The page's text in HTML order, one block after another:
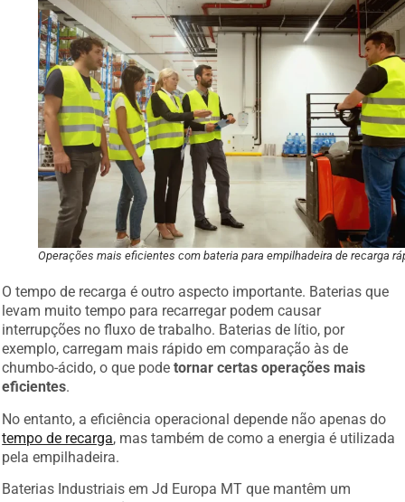
Operações mais eficientes com bateria para empilhadeira de recarga
O tempo de recarga é outro aspecto importante. Baterias que
levam muito tempo para recarregar podem causar
interrupções no fluxo de trabalho. Baterias de lítio, por
exemplo, carregam mais rápido em comparação às de
chumbo-ácido, o que podetornar certas operações mais
eficientes
No entanto, a eficiência operacional depende não apenas do
tempo de recarga , mas também de como a energia é utilizada
pela empilhadeira.
Baterias Industriais em Jd Europa MT que mantêm um